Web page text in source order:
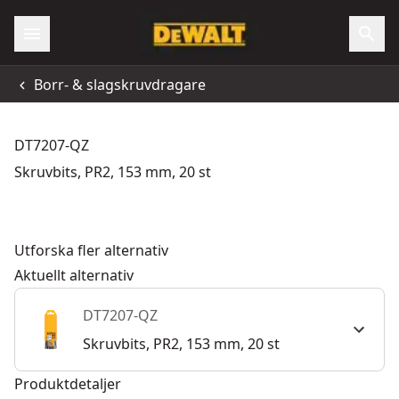
Borr- & slagskruvdragare
DT7207-QZ
Skruvbits, PR2, 153 mm, 20 st
Utforska fler alternativ
Aktuellt alternativ
DT7207-QZ
Skruvbits, PR2, 153 mm, 20 st
Produktdetaljer